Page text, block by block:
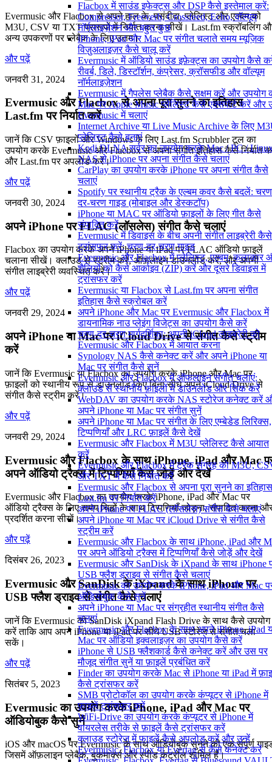
Flacbox में साउंड इफेक्ट्स और DSP कैसे इस्तेमाल करें:
Compressor, Freeverb, Crossfeed, Echo, वॉल्यूम
नॉर्मलाइज़ेशन और बहुत कुछ
iPhone, iPad और Mac पर संगीत चलाते समय म्यूज़िक
विज़ुअलाइज़र कैसे चालू करें
Evermusic में ऑडियो साउंड इफ़ेक्ट्स का उपयोग कैसे
रीवर्ब, डिले, डिस्टॉर्शन, कंप्रेसर, क्रॉसफीड और वॉल्यूम
नॉर्मलाइज़ेशन
Evermusic में गैपलेस प्लेबैक कैसे सक्षम करें और उपयोग
Mac पर Apple Music प्लेलिस्ट कैसे एक्सपोर्ट करें और
Evermusic में चलाएं
Internet Archive या Live Music Archive के लिए
प्लेलिस्ट कैसे बनाएं
Kodi DLNA सर्वर का उपयोग करके Mac / PC /
NAS से iPhone पर अपना संगीत कैसे चलाएं
CarPlay का उपयोग करके iPhone पर अपना संगीत कैसे
चलाएं
Spotify पर स्थानीय ट्रैक के एल्बम कवर कैसे बदलें:
दर-चरण गाइड (मोबाइल और डेस्कटॉप)
iPhone या MAC पर ऑडियो फ़ाइलों के लिए गीत कैसे
संपादित करें
Evermusic में डिवाइस के बीच अपनी संगीत लाइब्रेरी कैसे
ट्रांसफर करें: चरण-दर-चरण गाइड
Evermusic और Flacbox में प्लेलिस्ट, एल्बम, कलाकार
शैलियों को कैसे आर्काइव (ZIP) करें और दूसरे डिवाइस में
ट्रांसफर करें
Evermusic या Flacbox से Last.fm पर अपना संगीत
इतिहास कैसे स्क्रोबल करें
अपने iPhone और Mac पर Evermusic और Flacbox में
डायनामिक नाउ प्लेइंग विजेट्स का उपयोग कैसे करें
चरण-दर-चरण मार्गदर्शिका: अपनी iCloud लाइब्रेरी को
Evermusic और Flacbox में आयात करना
Synology NAS कैसे कनेक्ट करें और अपने iPhone या
Mac पर संगीत कैसे सुनें
Evermusic और Flacbox में ऑफलाइन संगीत चलाएं:
क्लाउड से स्थानीय फ़ाइलों में डाउनलोड और सिंक करें
WebDAV का उपयोग करके NAS स्टोरेज कनेक्ट करें
अपने iPhone या Mac पर संगीत सुनें
अपने iPhone या Mac पर संगीत के लिए एम्बेडेड लिरिक्स,
टिप्पणियाँ और LRC फ़ाइलें कैसे देखें
Evermusic और Flacbox में M3U प्लेलिस्ट कैसे आयात
करें
Evermusic और Flacbox में ट्रैक संग्रह को M3U,
और TXT में कैसे निर्यात करें
Evermusic और Flacbox से अपना पूरा सुनने का इतिहास
Last.fm पर निर्यात करें
अपने iPhone पर FLAC (लॉसलेस) संगीत कैसे चलाएं
अपने iPhone या Mac पर iCloud Drive से संगीत कैसे
स्ट्रीम करें
Evermusic और Flacbox के साथ iPhone, iPad और
पर अपने ऑडियो ट्रैक्स में टिप्पणियाँ कैसे जोड़ें और देखें
Evermusic और SanDisk के iXpand के साथ iPhone
USB फ्लैश ड्राइव से संगीत कैसे चलाएं
Evermusic का उपयोग करके iPhone, iPad और Mac
ऑडियोबुक कैसे सुनें
अपने iPhone या Mac पर संग्रहीत स्थानीय संगीत कैसे
चलाएं
Evermusic और Flacbox के साथ अपने iPhone, iPad
Mac पर ऑडियो इक्वलाइज़र का उपयोग कैसे करें
iPhone से USB फ्लैशकार्ड कैसे कनेक्ट करें और उस पर
मौजूद संगीत सुनें या फ़ाइलें प्रबंधित करें
Finder का उपयोग करके Mac से iPhone या iPad में
कैसे ट्रांसफर करें
SMB प्रोटोकॉल का उपयोग करके कंप्यूटर से iPhone में
फ़ाइलें ट्रांसफर करें
WiFi-Drive का उपयोग करके कंप्यूटर से iPhone में
वायरलेस तरीके से फ़ाइलें कैसे ट्रांसफर करें
क्लाउड स्टोरेज में फाइलें कैसे अपलोड करें और उन्हें
Evermusic, Flacbox या Evertag से कैसे कनेक्ट करें
Evermusic और Flacbox से अपने हाल के, पसंदीदा, प्लेलिस्ट और एल्बम को
M3U, CSV या TXT प्रारूपों में निर्यात करना सीखें। Last.fm स्क्रॉबलिंग
अन्य उपकरणों पर प्लेबैक के लिए उत्तम।
और पढ़ें
जनवरी 31, 2024
Evermusic और Flacbox से अपना पूरा सुनने का इतिहास
Last.fm पर निर्यात करें
जानें कि CSV फ़ाइलों और Windows के लिए Last.fm Scrubbler टूल का
उपयोग करके Evermusic और Flacbox से अपना संगीत इतिहास कैसे निर्यात
और Last.fm पर अपलोड करें।
और पढ़ें
जनवरी 30, 2024
अपने iPhone पर FLAC (लॉसलेस) संगीत कैसे चलाएं
Flacbox का उपयोग करके अपने iPhone या iPad पर FLAC ऑडियो फ़ाइलें
चलाना सीखें। क्लाउड से स्ट्रीम करें, ऑफ़लाइन डाउनलोड करें, और अपनी
संगीत लाइब्रेरी व्यवस्थित करें।
और पढ़ें
जनवरी 29, 2024
अपने iPhone या Mac पर iCloud Drive से संगीत कैसे स्ट्रीम
करें
जानें कि Evermusic या Flacbox का उपयोग करके iPhone और Mac पर
फ़ाइलों को स्थानीय रूप से डाउनलोड किए बिना सीधे अपने iCloud Drive से
संगीत कैसे स्ट्रीम करें।
और पढ़ें
जनवरी 29, 2024
Evermusic और Flacbox के साथ iPhone, iPad और Mac
अपने ऑडियो ट्रैक्स में टिप्पणियाँ कैसे जोड़ें और देखें
Evermusic और Flacbox का उपयोग करके iPhone, iPad और Mac पर
ऑडियो ट्रैक्स के लिए समय चिह्नों के साथ टिप्पणियाँ जोड़ना, संपादित करना
प्रदर्शित करना सीखें।
और पढ़ें
दिसंबर 26, 2023
Evermusic और SanDisk के iXpand के साथ iPhone पर
USB फ्लैश ड्राइव से संगीत कैसे चलाएं
जानें कि Evermusic को SanDisk iXpand Flash Drive के साथ कैसे उपयोग
करें ताकि आप अपने iPhone या iPad पर सीधे USB स्टोरेज से संगीत चला
सकें।
और पढ़ें
सितंबर 5, 2023
Evermusic का उपयोग करके iPhone, iPad और Mac पर
ऑडियोबुक कैसे सुनें
iOS और macOS पर Evermusic के साथ ऑडियोबुक सुनने की एक संपूर्ण
जिसमें ऑफ़लाइन प्लेबैक, बुकमार्क्स और स्पीड कंट्रोल शामिल हैं।